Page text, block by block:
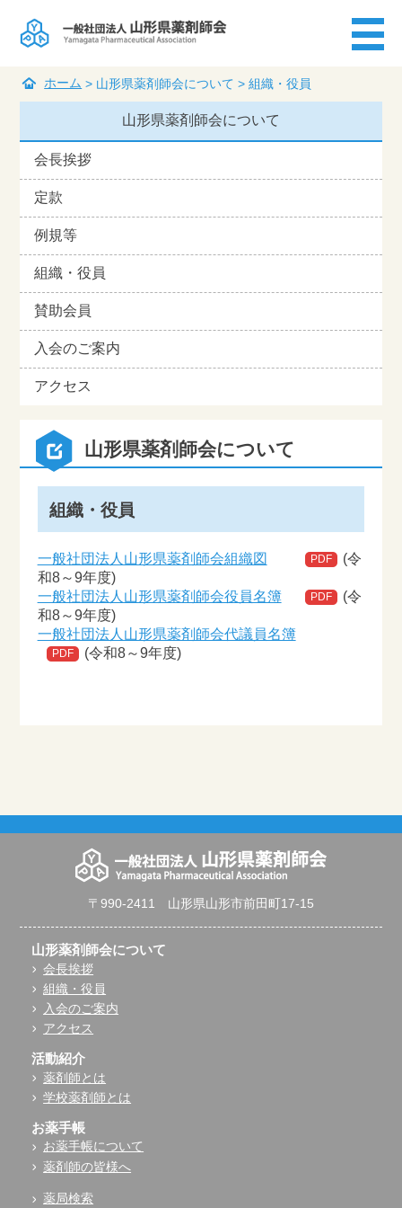
ホーム > 山形県薬剤師会について >組織・役員
山形県薬剤師会について
会長挨拶
定款
例規等
組織・役員
賛助会員
入会のご案内
アクセス
山形県薬剤師会について
組織・役員
一般社団法人山形県薬剤師会組織図 PDF
(令
和8～9年度)
一般社団法人山形県薬剤師会役員名簿
PDF
(令
和8～9年度)
一般社団法人山形県薬剤師会代議員名簿
PDF (令和8～9年度)
〒990-2411 山形県山形市前田町17-15
山形薬剤師会について
会長挨拶
組織・役員
入会のご案内
アクセス
活動紹介
薬剤師とは
学校薬剤師とは
お薬手帳
お薬手帳について
薬剤師の皆様へ
薬局検索